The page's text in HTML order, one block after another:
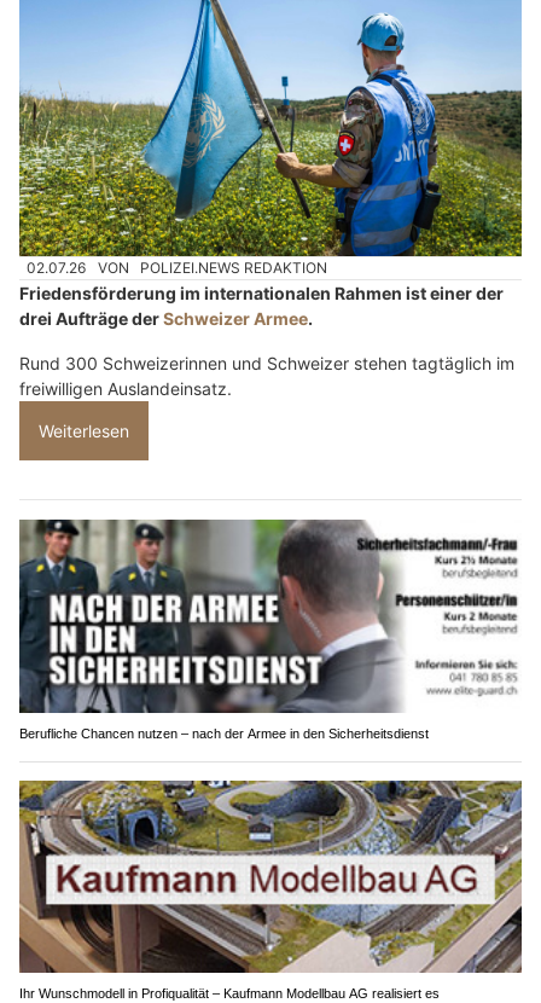
02.07.26 VON POLIZEI.NEWS REDAKTION
Friedensförderung im internationalen Rahmen ist einer der
drei Aufträge derSchweizer Armee.
Rund 300 Schweizerinnen und Schweizer stehen tagtäglich im
freiwilligen Auslandeinsatz.
Weiterlesen
Berufliche Chancen nutzen – nach der Armee in den Sicherheitsdienst
Ihr Wunschmodell in Profiqualität – Kaufmann Modellbau AG realisiert es